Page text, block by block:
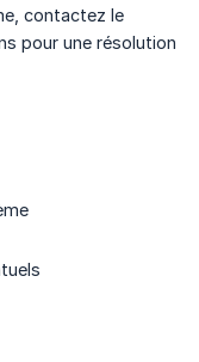
contactez le
pour une résolution